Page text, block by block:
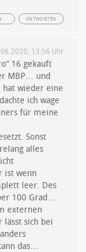
ANTWORTEN
13:56 Uhr
16 gekauft
MBP… und
hat wieder eine
ich wage
für meine
Sonst
alles
ist wenn
leer. Des
100 Grad…
externen
lässt sich bei
das…